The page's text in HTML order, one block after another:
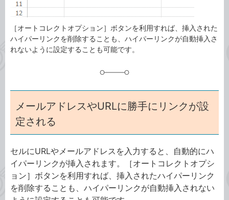
［オートコレクトオプション］ボタンを利用すれば、挿入された
ハイパーリンクを削除することも、ハイパーリンクが自動挿入さ
れないように設定することも可能です。
メールアドレスやURLに勝手にリンクが設
定される
セルにURLやメールアドレスを入力すると、自動的にハ
イパーリンクが挿入されます。［オートコレクトオプシ
ョン］ボタンを利用すれば、挿入されたハイパーリンク
を削除することも、ハイパーリンクが自動挿入されない